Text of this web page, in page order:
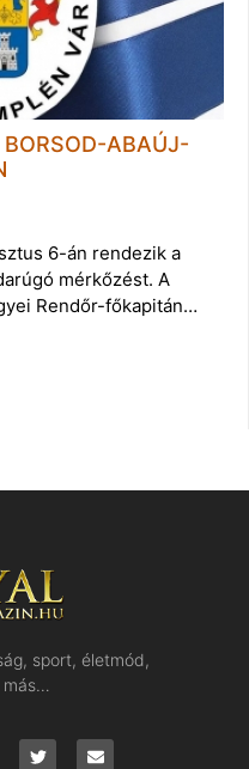
BORSOD-ABAÚJ-
6-án rendezik a
mérkőzést. A
Rendőr-főkapitán…
sport, életmód,
más…